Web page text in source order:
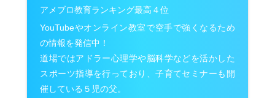
アメブロ教育ランキング最高４位
YouTubeやオンライン教室で空手で強くなるため
の情報を発信中！
道場ではアドラー心理学や脳科学などを活かした
スポーツ指導を行っており、子育てセミナーも開
催している５児の父。